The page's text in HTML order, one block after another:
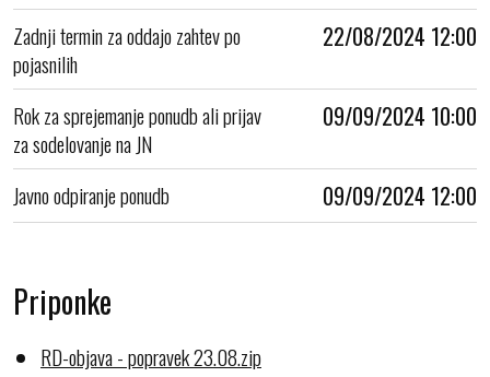
Zadnji termin za oddajo zahtev po
pojasnilih
22/08/2024 12:00
Rok za sprejemanje ponudb ali prijav
za sodelovanje na JN
09/09/2024 10:00
Javno odpiranje ponudb 09/09/2024 12:00
Priponke
RD-objava - popravek 23.08.zip